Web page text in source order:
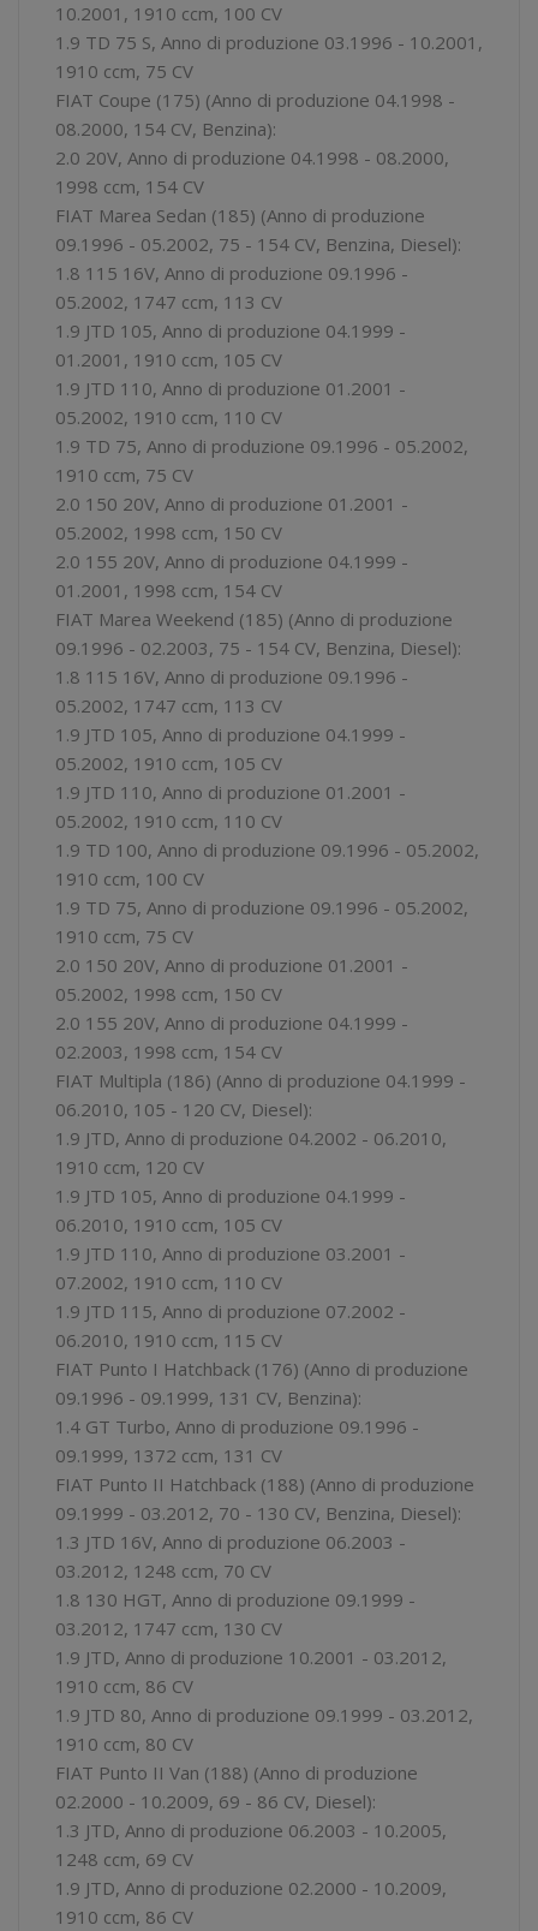
10.2001, 1910 ccm, 100 CV
1.9 TD 75 S, Anno di produzione 03.1996 - 10.2001,
1910 ccm, 75 CV
FIAT Coupe (175) (Anno di produzione 04.1998 -
08.2000, 154 CV, Benzina):
2.0 20V, Anno di produzione 04.1998 - 08.2000,
1998 ccm, 154 CV
FIAT Marea Sedan (185) (Anno di produzione
09.1996 - 05.2002, 75 - 154 CV, Benzina, Diesel):
1.8 115 16V, Anno di produzione 09.1996 -
05.2002, 1747 ccm, 113 CV
1.9 JTD 105, Anno di produzione 04.1999 -
01.2001, 1910 ccm, 105 CV
1.9 JTD 110, Anno di produzione 01.2001 -
05.2002, 1910 ccm, 110 CV
1.9 TD 75, Anno di produzione 09.1996 - 05.2002,
1910 ccm, 75 CV
2.0 150 20V, Anno di produzione 01.2001 -
05.2002, 1998 ccm, 150 CV
2.0 155 20V, Anno di produzione 04.1999 -
01.2001, 1998 ccm, 154 CV
FIAT Marea Weekend (185) (Anno di produzione
09.1996 - 02.2003, 75 - 154 CV, Benzina, Diesel):
1.8 115 16V, Anno di produzione 09.1996 -
05.2002, 1747 ccm, 113 CV
1.9 JTD 105, Anno di produzione 04.1999 -
05.2002, 1910 ccm, 105 CV
1.9 JTD 110, Anno di produzione 01.2001 -
05.2002, 1910 ccm, 110 CV
1.9 TD 100, Anno di produzione 09.1996 - 05.2002,
1910 ccm, 100 CV
1.9 TD 75, Anno di produzione 09.1996 - 05.2002,
1910 ccm, 75 CV
2.0 150 20V, Anno di produzione 01.2001 -
05.2002, 1998 ccm, 150 CV
2.0 155 20V, Anno di produzione 04.1999 -
02.2003, 1998 ccm, 154 CV
FIAT Multipla (186) (Anno di produzione 04.1999 -
06.2010, 105 - 120 CV, Diesel):
1.9 JTD, Anno di produzione 04.2002 - 06.2010,
1910 ccm, 120 CV
1.9 JTD 105, Anno di produzione 04.1999 -
06.2010, 1910 ccm, 105 CV
1.9 JTD 110, Anno di produzione 03.2001 -
07.2002, 1910 ccm, 110 CV
1.9 JTD 115, Anno di produzione 07.2002 -
06.2010, 1910 ccm, 115 CV
FIAT Punto I Hatchback (176) (Anno di produzione
09.1996 - 09.1999, 131 CV, Benzina):
1.4 GT Turbo, Anno di produzione 09.1996 -
09.1999, 1372 ccm, 131 CV
FIAT Punto II Hatchback (188) (Anno di produzione
09.1999 - 03.2012, 70 - 130 CV, Benzina, Diesel):
1.3 JTD 16V, Anno di produzione 06.2003 -
03.2012, 1248 ccm, 70 CV
1.8 130 HGT, Anno di produzione 09.1999 -
03.2012, 1747 ccm, 130 CV
1.9 JTD, Anno di produzione 10.2001 - 03.2012,
1910 ccm, 86 CV
1.9 JTD 80, Anno di produzione 09.1999 - 03.2012,
1910 ccm, 80 CV
FIAT Punto II Van (188) (Anno di produzione
02.2000 - 10.2009, 69 - 86 CV, Diesel):
1.3 JTD, Anno di produzione 06.2003 - 10.2005,
1248 ccm, 69 CV
1.9 JTD, Anno di produzione 02.2000 - 10.2009,
1910 ccm, 86 CV